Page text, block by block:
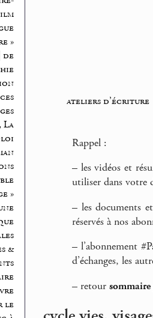
»
de
La
»
&
le
ateliers d’écriture
Rappel :
– les vidéos et
utiliser dans votre
– les documents
réservés à nos
– l’abonnement
d’échanges, les
– retour